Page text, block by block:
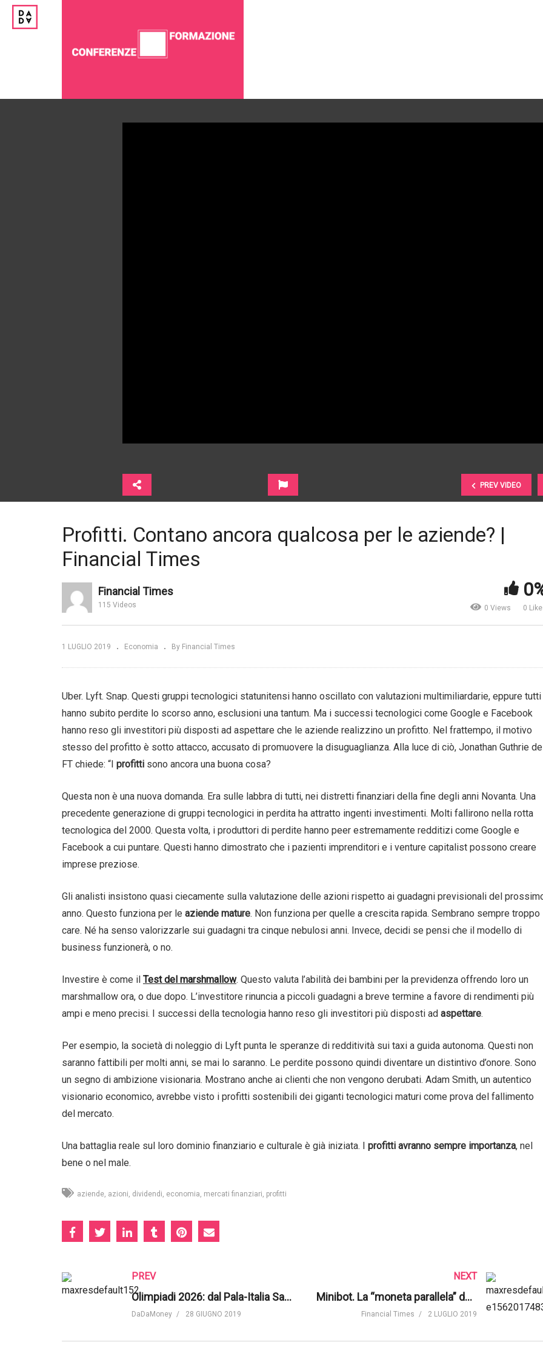
PREV VIDEO
Economia italiana. I dieci
comandamenti nel libro di
de Nicola | Arca Fondi SGR
pensiate | CNBC
Profitti. Contano ancora qualcosa per le aziende? |
Financial Times
Financial Times
115 Videos 0 Views 0
1 LUGLIO 2019 Economia By Financial Times
Uber. Lyft. Snap. Questi gruppi tecnologici statunitensi hanno oscillato con valutazioni multimiliardarie, eppure tutti
hanno subito perdite lo scorso anno, esclusioni una tantum. Ma i successi tecnologici come Google e Facebook
hanno reso gli investitori più disposti ad aspettare che le aziende realizzino un profitto. Nel frattempo, il motivo
stesso del profitto è sotto attacco, accusato di promuovere la disuguaglianza. Alla luce di ciò, Jonathan Guthrie
FT chiede: “I profitti sono ancora una buona cosa?
Questa non è una nuova domanda. Era sulle labbra di tutti, nei distretti finanziari della fine degli anni Novanta. Una
precedente generazione di gruppi tecnologici in perdita ha attratto ingenti investimenti. Molti fallirono nella rotta
tecnologica del 2000. Questa volta, i produttori di perdite hanno peer estremamente redditizi come Google e
Facebook a cui puntare. Questi hanno dimostrato che i pazienti imprenditori e i venture capitalist possono creare
imprese preziose.
Gli analisti insistono quasi ciecamente sulla valutazione delle azioni rispetto ai guadagni previsionali del
anno. Questo funziona per le aziende mature. Non funziona per quelle a crescita rapida. Sembrano sempre troppo
care. Né ha senso valorizzarle sui guadagni tra cinque nebulosi anni. Invece, decidi se pensi che il modello di
business funzionerà, o no.
Investire è come il Test del marshmallow. Questo valuta l’abilità dei bambini per la previdenza offrendo loro un
marshmallow ora, o due dopo. L’investitore rinuncia a piccoli guadagni a breve termine a favore di rendimenti più
ampi e meno precisi. I successi della tecnologia hanno reso gli investitori più disposti ad aspettare.
Per esempio, la società di noleggio di Lyft punta le speranze di redditività sui taxi a guida autonoma. Questi non
saranno fattibili per molti anni, se mai lo saranno. Le perdite possono quindi diventare un distintivo d’onore. Sono
un segno di ambizione visionaria. Mostrano anche ai clienti che non vengono derubati. Adam Smith, un autentico
visionario economico, avrebbe visto i profitti sostenibili dei giganti tecnologici maturi come prova del fallimento
del mercato.
Una battaglia reale sul loro dominio finanziario e culturale è già iniziata. I profitti avranno sempre importanza, nel
bene o nel male.
aziende azioni dividendi economia mercati finanziari profitti
PREV
Olimpiadi 2026: dal Pala-Italia Santa Giulia al Villaggio olimpico, ecco come cambierà Milano | Fanpage.it
DaDaMoney 28 GIUGNO 2019
NEXT
Minibot. La “moneta parallela” dell’Italia e perché preoccupa l’Eurozona | Financial Times
Financial Times 2 LUGLIO 2019